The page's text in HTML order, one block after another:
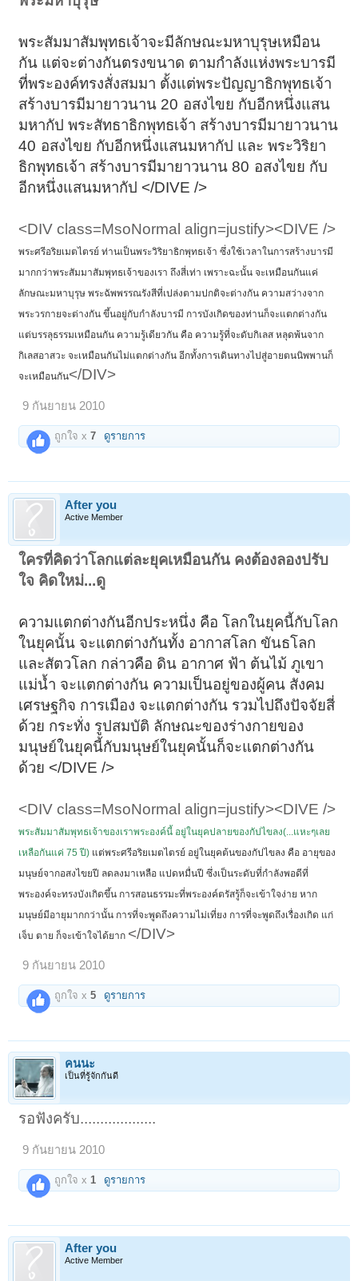
พระสัมมาสัมพุทธเจ้าจะมีลักษณะมหาบุรุษเหมือน
กัน แต่จะต่างกันตรงขนาด ตามกำลังแห่งพระบารมี
ที่พระองค์ทรงสั่งสมมา ตั้งแต่พระปัญญาธิกพุทธเจ้า
สร้างบารมีมายาวนาน 20 อสงไขย กับอีกหนึ่งแสน
มหากัป พระสัทธาธิกพุทธเจ้า สร้างบารมีมายาวนาน
40 อสงไขย กับอีกหนึ่งแสนมหากัป และ พระวิริยา
ธิกพุทธเจ้า สร้างบารมีมายาวนาน 80 อสงไขย กับ
อีกหนึ่งแสนมหากัป </DIVE />
<DIV class=MsoNormal align=justify><DIVE />
พระศรีอริยเมตไตรย์ ท่านเป็นพระวิริยาธิกพุทธเจ้า ซึ่งใช้เวลาในการสร้างบารมี
มากกว่าพระสัมมาสัมพุทธเจ้าของเรา ถึงสี่เท่า เพราะฉะนั้น จะเหมือนกันแค่
ลักษณะมหาบุรุษ พระฉัพพรรณรังสีที่เปล่งตามปกติจะต่างกัน ความสว่างจาก
พระวรกายจะต่างกัน ขึ้นอยู่กับกำลังบารมี การบังเกิดของท่านก็จะแตกต่างกัน
แต่บรรลุธรรมเหมือนกัน ความรู้เดียวกัน คือ ความรู้ที่จะดับกิเลส หลุดพ้นจาก
กิเลสอาสวะ จะเหมือนกันไม่แตกต่างกัน อีกทั้งการเดินทางไปสู่อายตนนิพพานก็
จะเหมือนกัน</DIV>
9 กันยายน 2010
ถูกใจ x7 ดูรายการ
After you
Active Member
ใครที่คิดว่าโลกแต่ละยุคเหมือนกัน คงต้องลองปรับ
ใจ คิดใหม่...ดู
ความแตกต่างกันอีกประหนึ่ง คือ โลกในยุคนี้กับโลก
ในยุคนั้น จะแตกต่างกันทั้ง อากาสโลก ขันธโลก
และสัตวโลก กล่าวคือ ดิน อากาศ ฟ้า ต้นไม้ ภูเขา
แม่น้ำ จะแตกต่างกัน ความเป็นอยู่ของผู้คน สังคม
เศรษฐกิจ การเมือง จะแตกต่างกัน รวมไปถึงปัจจัยสี่
ด้วย กระทั่ง รูปสมบัติ ลักษณะของร่างกายของ
มนุษย์ในยุคนี้กับมนุษย์ในยุคนั้นก็จะแตกต่างกัน
ด้วย </DIVE />
<DIV class=MsoNormal align=justify><DIVE />
พระสัมมาสัมพุทธเจ้าของเราพระองค์นี้ อยู่ในยุคปลายของกัปไขลง(...แหะๆเลย
เหลือกันแค่ 75 ปี) แต่พระศรีอริยเมตไตรย์ อยู่ในยุคต้นของกัปไขลง คือ อายุของ
มนุษย์จากอสงไขยปี ลดลงมาเหลือ แปดหมื่นปี ซึ่งเป็นระดับที่กำลังพอดีที่
พระองค์จะทรงบังเกิดขึ้น การสอนธรรมะที่พระองค์ตรัสรู้ก็จะเข้าใจง่าย หาก
มนุษย์มีอายุมากกว่านั้น การที่จะพูดถึงความไม่เที่ยง การที่จะพูดถึงเรื่องเกิด แก่
เจ็บ ตาย ก็จะเข้าใจได้ยาก </DIV>
9 กันยายน 2010
ถูกใจ x5 ดูรายการ
คนนะ
เป็นที่รู้จักกันดี
รอฟังครับ...................
9 กันยายน 2010
ถูกใจ x 1 ดูรายการ
After you
Active Member